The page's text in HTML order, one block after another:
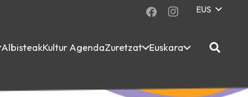
EUS
AlbisteakKultur AgendaZuretzat Euskara